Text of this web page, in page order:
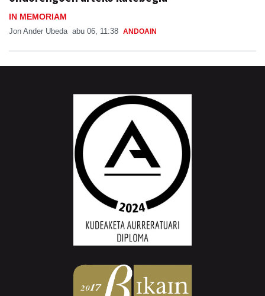
Jon Ander Ubeda ANDOAIN